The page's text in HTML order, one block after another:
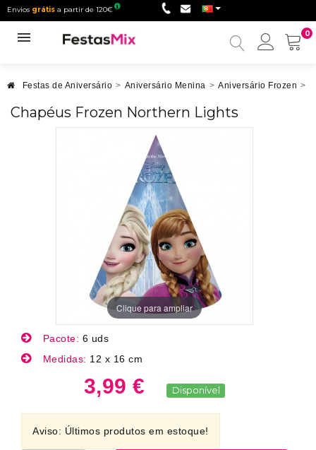
Envios grátis a partir de 120€
0
Minha
Festas de Aniversário > Aniversário Menina > Aniversário Frozen >
Chapéus Frozen Northern Lights
Clique para ampliar
Pacote: 6 uds
Medidas: 12 x 16 cm
3,99 € Disponível
Aviso: Últimos produtos em estoque!